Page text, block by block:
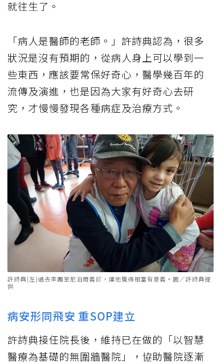
就往生了。
「病人是醫師的老師。」許詩典認為，很多
狀況是沒有預期的，從病人身上可以學到一
些東西，應該要常保好奇心，醫學幾百年的
流傳及演進，也是因為大家有好奇心去研
究，才慢慢發現各種病症及治療方式。
許詩典(左)過去率團至尼泊爾義診，讓他覺得相當有意義。圖／許詩典提
供
病安形同飛安 重SOP建立
許詩典接任院長後，維持已在做的「以智慧
醫療為基礎的無圍牆醫院」，協助醫院逐漸